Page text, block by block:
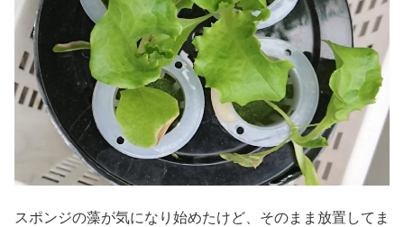
スポンジの藻が気になり始めたけど、そのまま放置してま